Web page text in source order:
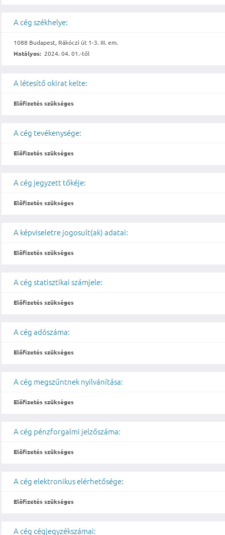
A cég székhelye:
1088 Budapest, Rákóczi út 1-3. III. em.
Hatályos: 2024. 04. 01.-től
A létesítő okirat kelte:
Előfizetés szükséges
A cég tevékenysége:
Előfizetés szükséges
A cég jegyzett tőkéje:
Előfizetés szükséges
A képviseletre jogosult(ak) adatai:
Előfizetés szükséges
A cég statisztikai számjele:
Előfizetés szükséges
A cég adószáma:
Előfizetés szükséges
A cég megszűntnek nyilvánítása:
Előfizetés szükséges
A cég pénzforgalmi jelzőszáma:
Előfizetés szükséges
A cég elektronikus elérhetősége:
Előfizetés szükséges
A cég cégjegyzékszámai: